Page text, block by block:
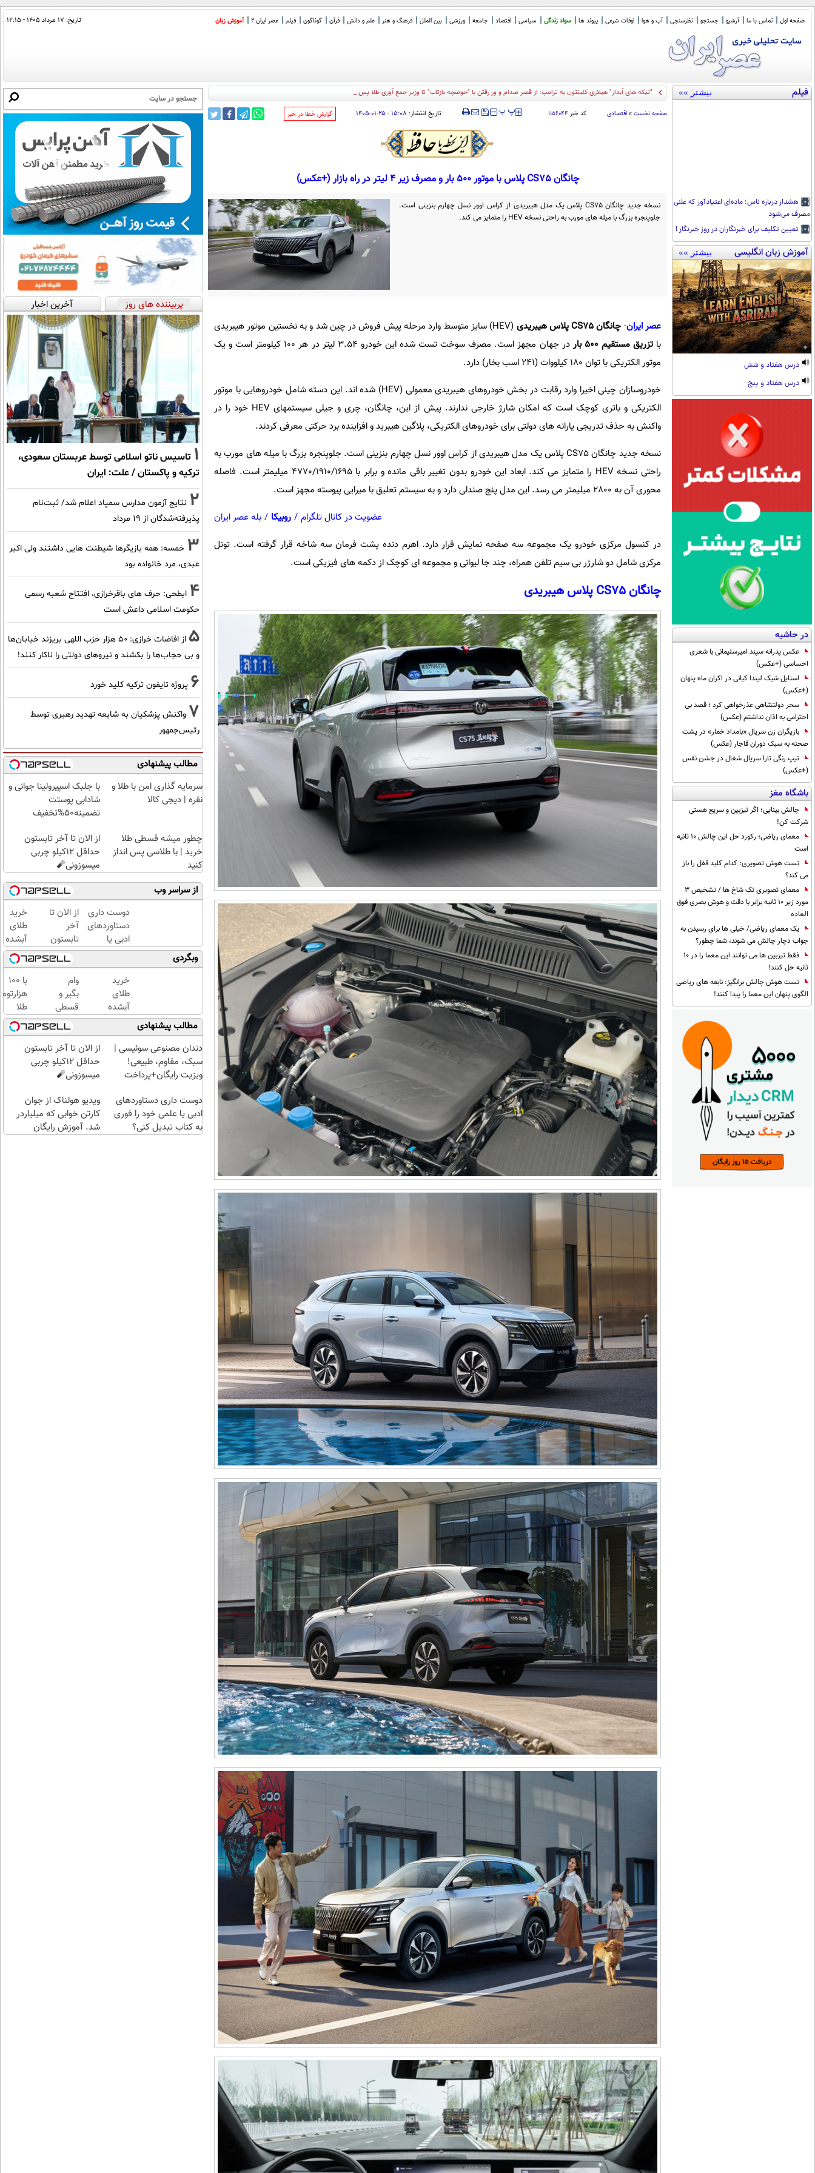
صفحه اول تماس با ما آرشیو جستجو نظرسنجی آب و هوا اوقات شرعی پیوند ها سواد زندگی سیاسی اقتصاد جامعه ورزشی بین الملل فرهنگ و هنر علم و دانش قرآن گوناگون فیلم عصر ایران 2 آموزش زبان تاریخ: ۱۷ مرداد ۱۴۰۵ - ۱۲:۱۵
فیلم بیشتر »»
هشدار درباره ناس؛ ماده‌ای اعتیادآور که علنی
مصرف می‌شود
تعیین تکلیف برای خبرنگاران در روز خبرنگار !
آموزش زبان انگلیسی بیشتر »»
درس هفتاد و شش
درس هفتاد و پنج
در حاشیه
عکس پدرانه سپند امیرسلیمانی با شعری
احساسی (+عکس)
استایل شیک لیندا کیانی در اکران ماه پنهان
(+عکس)
سحر دولتشاهی عذرخواهی کرد ؛ قصد بی
احترامی به اذان نداشتم (عکس)
بازیگران زن سریال «بامداد خمار» در پشت
صحنه به سبک دوران قاجار (عکس)
تیپ رنگی تارا سریال شغال در جشن نفس
(+عکس)
باشگاه مغز
چالش بینایی؛ اگر تیزبین و سریع هستی
شرکت کن!
معمای ریاضی؛ رکورد حل این چالش 10 ثانیه
است
تست هوش تصویری: کدام کلید قفل را باز
می کند؟
معمای تصویری تک شاخ ها / تشخیص 3
مورد زیر 10 ثانیه برابر با دقت و هوش بصری فوق
العاده
یک معمای ریاضی/ خیلی ها برای رسیدن به
جواب دچار چالش می شوند، شما چطور؟
فقط تیزبین ها می توانند این معما را در 10
ثانیه حل کنند!
تست هوش چالش برانگیز: نابغه های ریاضی
الگوی پنهان این معما را پیدا کنند!
"تیکه های آبدار" هیلاری کلینتون به ترامپ: از قصر صدام و ور رفتن با "حوضچه بازتاب" تا وزیر جمع آوری طلا پس از دوره ترامپ!
صفحه نخست » اقتصادی کد خبر۱۱۵۶۰۴۴ ‍‍‍ پپ تاریخ انتشار: ۱۵:۰۸ - ۲۵-۰۱-۱۴۰۵ ‌گزارش خطا در خبر
چانگان CS75 پلاس با موتور 500 بار و مصرف زیر 4 لیتر در راه بازار (+عکس)
نسخه جدید چانگان CS75 پلاس یک مدل هیبریدی از کراس اوور نسل چهارم بنزینی است.
جلوپنجره بزرگ با میله های مورب به راحتی نسخه HEV را متمایز می کند.
عصر ایران- چانگان CS75 پلاس هیبریدی
(HEV) سایز متوسط وارد مرحله پیش فروش در چین شد و به نخستین موتور هیبریدی
با تزریق مستقیم 500 بار
در جهان مجهز است. مصرف سوخت تست شده این خودرو 3.54 لیتر در هر 100 کیلومتر است و یک
موتور الکتریکی با توان 180 کیلووات (241 اسب بخار) دارد.
خودروسازان چینی اخیرا وارد رقابت در بخش خودروهای هیبریدی معمولی (HEV) شده اند. این دسته شامل خودروهایی با موتور
الکتریکی و باتری کوچک است که امکان شارژ خارجی ندارند. پیش از این، چانگان، چری و جیلی سیستمهای HEV خود را در
واکنش به حذف تدریجی یارانه های دولتی برای خودروهای الکتریکی، پلاگین هیبرید و افزاینده برد حرکتی معرفی کردند.
نسخه جدید چانگان CS75 پلاس یک مدل هیبریدی از کراس اوور نسل چهارم بنزینی است. جلوپنجره بزرگ با میله های مورب به
راحتی نسخه HEV را متمایز می کند. ابعاد این خودرو بدون تغییر باقی مانده و برابر با 4770/1910/1695 میلیمتر است. فاصله
محوری آن به 2800 میلیمتر می رسد. این مدل پنج صندلی دارد و به سیستم تعلیق با میرایی پیوسته مجهز است.
عضویت در کانال تلگرام / روبیکا / بله عصر ایران
در کنسول مرکزی خودرو یک مجموعه سه صفحه نمایش قرار دارد. اهرم دنده پشت فرمان سه شاخه قرار گرفته است. تونل
مرکزی شامل دو شارژر بی سیم تلفن همراه، چند جا لیوانی و مجموعه ای کوچک از دکمه های فیزیکی است.
چانگان CS75 پلاس هیبریدی
پربیننده های روز آخرین اخبار
1 تاسیس ناتو اسلامی توسط عربستان سعودی،
ترکیه و پاکستان / علت: ایران
2 نتایج آزمون مدارس سمپاد اعلام شد/ ثبت‌نام
پذیرفته‌شدگان از ۱۹ مرداد
3 خمسه: همه بازیگرها شیطنت هایی داشتند ولی اکبر
عبدی، مرد خانواده بود
4 ابطحی: حرف های باقرخرازی، افتتاح شعبه رسمی
حکومت اسلامی داعش است
5
از افاضات خرازی: ۵۰ هزار حزب اللهی بریزند خیابان‌ها
و بی حجاب‌ها را بکشند و نیرو‌های دولتی را ناکار کنند!
6 پروژه تایفون ترکیه کلید خورد
7 واکنش پزشکیان به شایعه تهدید رهبری توسط
رئیس‌جمهور
مطالب پیشنهادی
سرمایه گذاری امن با طلا و
نقره | دیجی کالا
با جلبک اسپیرولینا جوانی و
شادابی پوستت
تضمینه50%تخفیف
چطور میشه قسطی طلا
خرید | با طلاسی پس انداز
کنید
از الان تا آخر تابستون
حداقل 12کیلو چربی
میسوزونی🧨
از سراسر وب
دوست داری
دستاوردهای
ادبی یا
علمی خود را
فوری به
کتاب تبدیل
کنی؟
از الان تا
آخر
تابستون
حداقل
12کیلو
چربی
میسوزونی
🧨
خرید
طلای
آبشده
حتی با
۱۰۰هزارتومان
وبگردی
خرید
طلای
آبشده
حتی با
۱۰۰هزارتومان
وام
بگیر و
قسطی
طلا
بخر!
چی از
این
بهتر!!
احراز
کن
با ۱۰۰
طلا
بخرید،
اون هم
قسطی
مطالب پیشنهادی
دندان مصنوعی سوئیسی |
سبک، مقاوم، طبیعی!
ویزیت رایگان+پرداخت
از الان تا آخر تابستون
حداقل 12کیلو چربی
میسوزونی🧨
دوست داری دستاوردهای
ادبی یا علمی خود را فوری
به کتاب تبدیل کنی؟
ویدیو هولناک از جوان
کارتن خوابی که میلیاردر
شد. آموزش رایگان